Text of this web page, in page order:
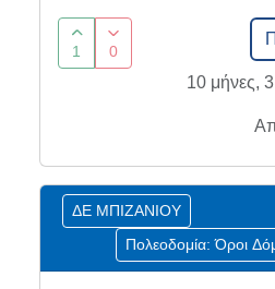
1 0
10 μήνες,
ΔΕ ΜΠΙΖΑΝΙΟΥ
Πολεοδομία: Όροι